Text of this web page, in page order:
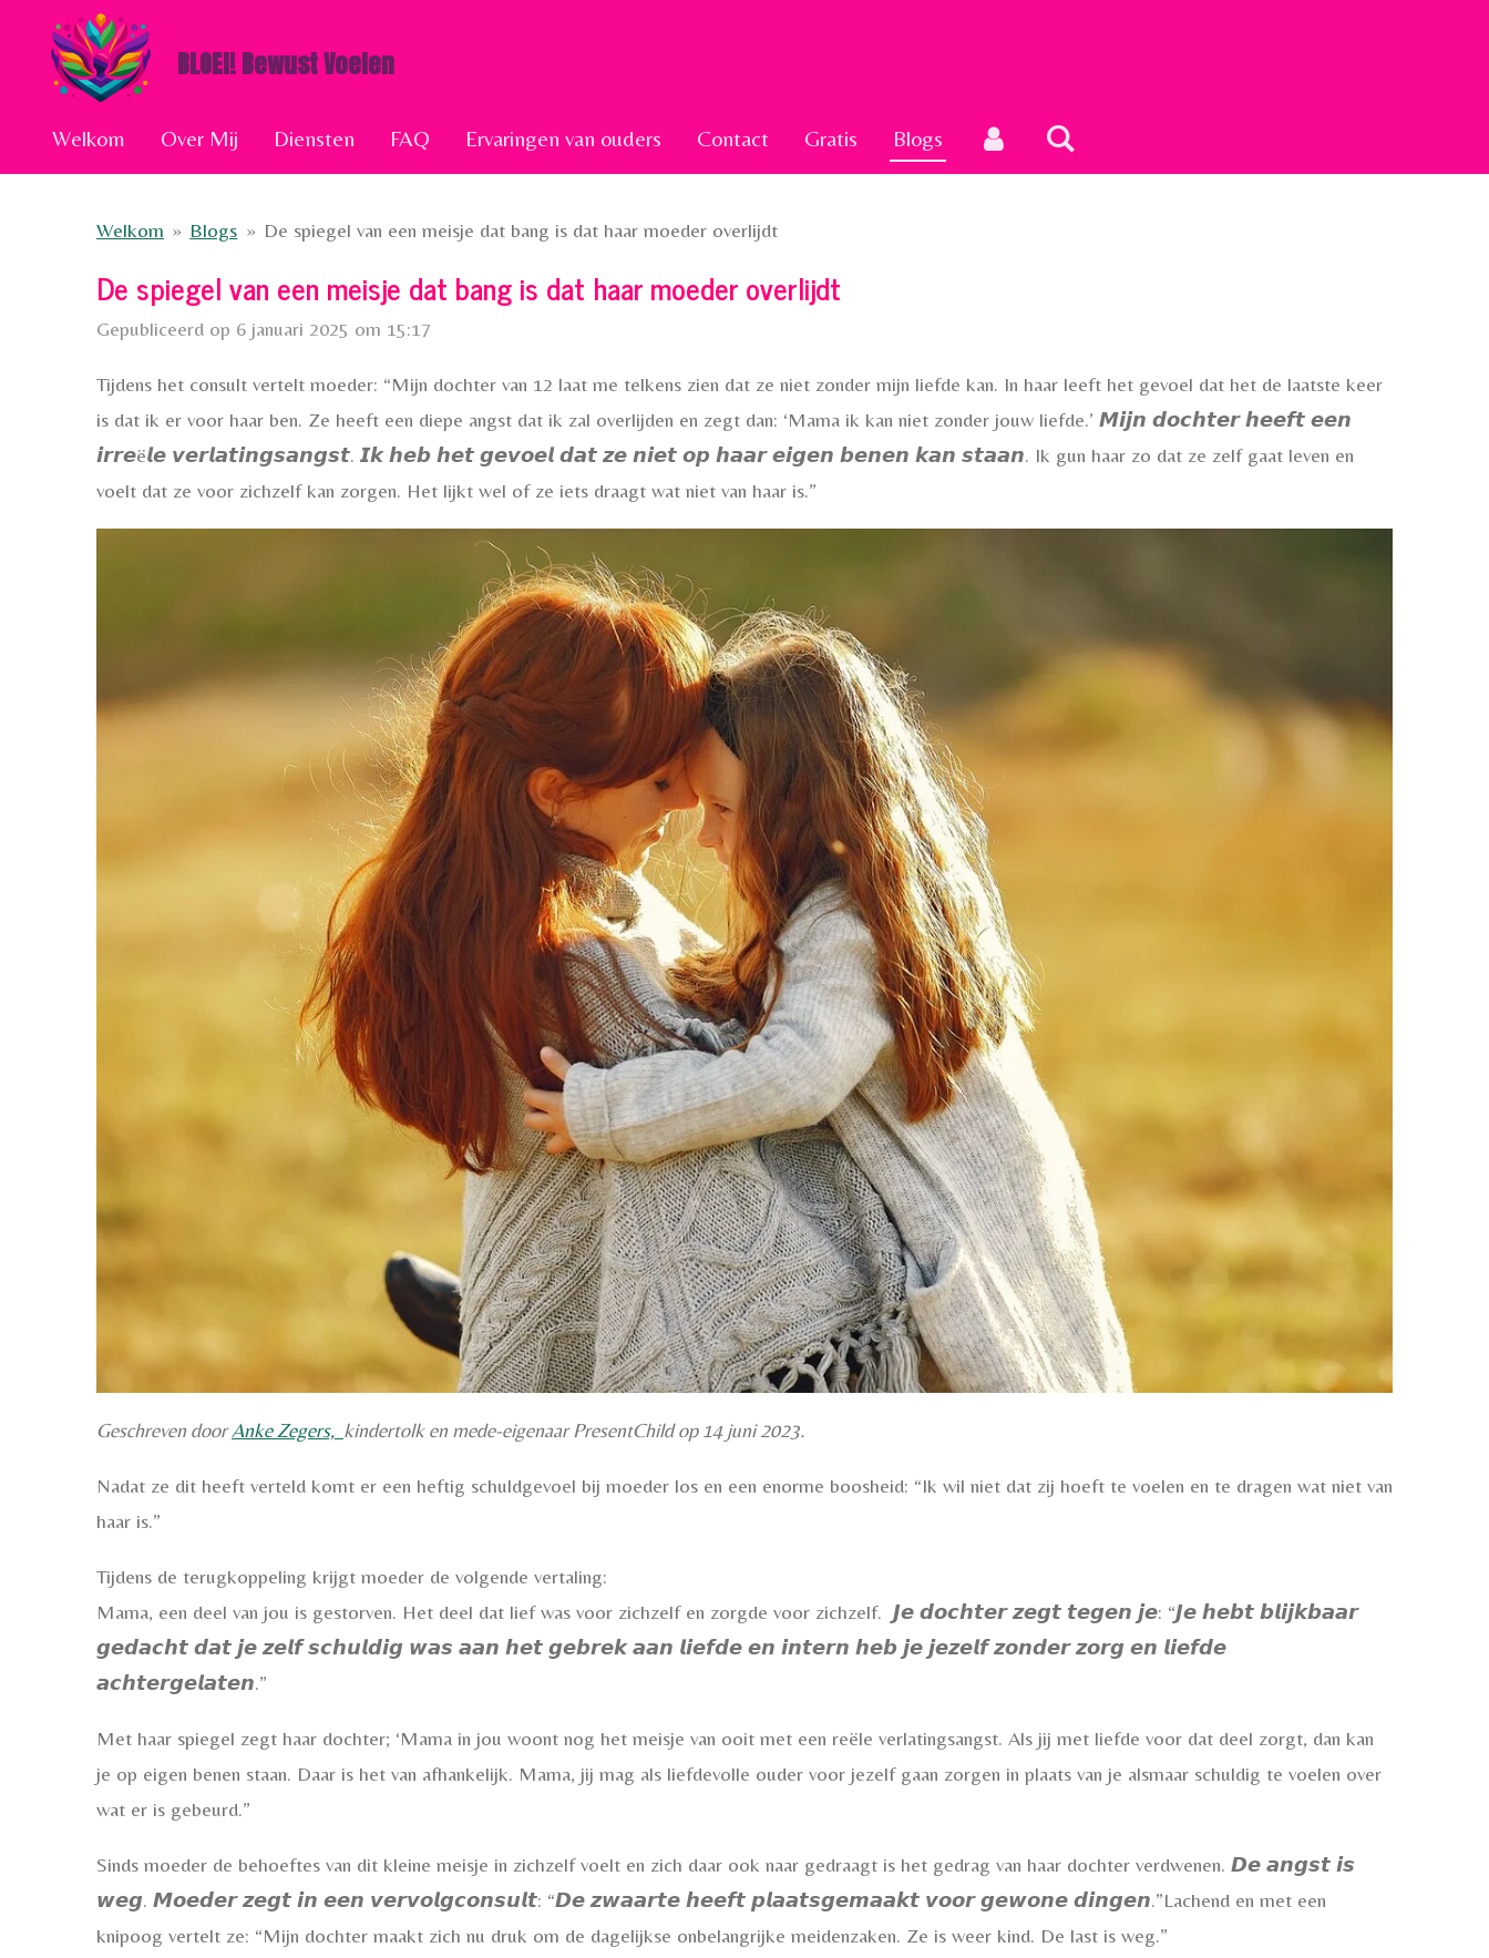
direct
hoofdinhoud
BLOEI! Bewust Voelen
Welkom Over Mij Diensten FAQ Ervaringen van ouders Contact Gratis Blogs
Welkom » Blogs » De spiegel van een meisje dat bang is dat haar moeder overlijdt
De spiegel van een meisje dat bang is dat haar moeder overlijdt
Gepubliceerd op 6 januari 2025 om 15:17
Tijdens het consult vertelt moeder: “Mijn dochter van 12 laat me telkens zien dat ze niet zonder mijn liefde kan. In haar leeft het gevoel dat het de laatste keer
is dat ik er voor haar ben. Ze heeft een diepe angst dat ik zal overlijden en zegt dan: ‘Mama ik kan niet zonder jouw liefde.’ 𝙈𝙞𝙟𝙣 𝙙𝙤𝙘𝙝𝙩𝙚𝙧 𝙝𝙚𝙚𝙛𝙩 𝙚𝙚𝙣
𝙞𝙧𝙧𝙚ë𝙡𝙚 𝙫𝙚𝙧𝙡𝙖𝙩𝙞𝙣𝙜𝙨𝙖𝙣𝙜𝙨𝙩. 𝙄𝙠 𝙝𝙚𝙗 𝙝𝙚𝙩 𝙜𝙚𝙫𝙤𝙚𝙡 𝙙𝙖𝙩 𝙯𝙚 𝙣𝙞𝙚𝙩 𝙤𝙥 𝙝𝙖𝙖𝙧 𝙚𝙞𝙜𝙚𝙣 𝙗𝙚𝙣𝙚𝙣 𝙠𝙖𝙣 𝙨𝙩𝙖𝙖𝙣. Ik gun haar zo dat ze zelf gaat leven en
voelt dat ze voor zichzelf kan zorgen. Het lijkt wel of ze iets draagt wat niet van haar is.”
Geschreven doorAnke Zegers, kindertolk en mede-eigenaar PresentChild op 14 juni 2023.
Nadat ze dit heeft verteld komt er een heftig schuldgevoel bij moeder los en een enorme boosheid: “Ik wil niet dat zij hoeft te voelen en te dragen wat niet van
haar is.”
Tijdens de terugkoppeling krijgt moeder de volgende vertaling:
Mama, een deel van jou is gestorven. Het deel dat lief was voor zichzelf en zorgde voor zichzelf. 𝙅𝙚 𝙙𝙤𝙘𝙝𝙩𝙚𝙧 𝙯𝙚𝙜𝙩 𝙩𝙚𝙜𝙚𝙣 𝙟𝙚: “𝙅𝙚 𝙝𝙚𝙗𝙩 𝙗𝙡𝙞𝙟𝙠𝙗𝙖𝙖𝙧
𝙜𝙚𝙙𝙖𝙘𝙝𝙩 𝙙𝙖𝙩 𝙟𝙚 𝙯𝙚𝙡𝙛 𝙨𝙘𝙝𝙪𝙡𝙙𝙞𝙜 𝙬𝙖𝙨 𝙖𝙖𝙣 𝙝𝙚𝙩 𝙜𝙚𝙗𝙧𝙚𝙠 𝙖𝙖𝙣 𝙡𝙞𝙚𝙛𝙙𝙚 𝙚𝙣 𝙞𝙣𝙩𝙚𝙧𝙣 𝙝𝙚𝙗 𝙟𝙚 𝙟𝙚𝙯𝙚𝙡𝙛 𝙯𝙤𝙣𝙙𝙚𝙧 𝙯𝙤𝙧𝙜 𝙚𝙣 𝙡𝙞𝙚𝙛𝙙𝙚
𝙖𝙘𝙝𝙩𝙚𝙧𝙜𝙚𝙡𝙖𝙩𝙚𝙣.”
Met haar spiegel zegt haar dochter; ‘Mama in jou woont nog het meisje van ooit met een reële verlatingsangst. Als jij met liefde voor dat deel zorgt, dan kan
je op eigen benen staan. Daar is het van afhankelijk. Mama, jij mag als liefdevolle ouder voor jezelf gaan zorgen in plaats van je alsmaar schuldig te voelen over
wat er is gebeurd.”
Sinds moeder de behoeftes van dit kleine meisje in zichzelf voelt en zich daar ook naar gedraagt is het gedrag van haar dochter verdwenen. 𝘿𝙚 𝙖𝙣𝙜𝙨𝙩 𝙞𝙨
𝙬𝙚𝙜. 𝙈𝙤𝙚𝙙𝙚𝙧 𝙯𝙚𝙜𝙩 𝙞𝙣 𝙚𝙚𝙣 𝙫𝙚𝙧𝙫𝙤𝙡𝙜𝙘𝙤𝙣𝙨𝙪𝙡𝙩: “𝘿𝙚 𝙯𝙬𝙖𝙖𝙧𝙩𝙚 𝙝𝙚𝙚𝙛𝙩 𝙥𝙡𝙖𝙖𝙩𝙨𝙜𝙚𝙢𝙖𝙖𝙠𝙩 𝙫𝙤𝙤𝙧 𝙜𝙚𝙬𝙤𝙣𝙚 𝙙𝙞𝙣𝙜𝙚𝙣.”Lachend en met een
knipoog vertelt ze: “Mijn dochter maakt zich nu druk om de dagelijkse onbelangrijke meidenzaken. Ze is weer kind. De last is weg.”